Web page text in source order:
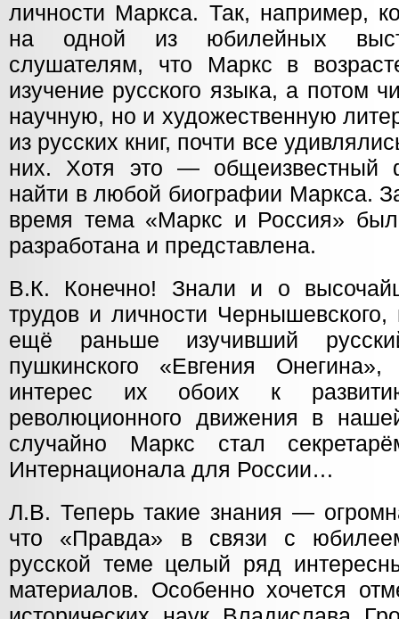
личности Маркса. Так, например,
на одной из юбилейных
слушателям, что Маркс в
изучение русского языка, а потом
научную, но и художественную
из русских книг, почти все
них. Хотя это — общеизвестный
найти в любой биографии Маркса.
время тема «Маркс и Россия»
разработана и представлена.
В.К. Конечно! Знали и о
трудов и личности
ещё раньше изучивший
пушкинского «Евгения
интерес их обоих к
революционного движения в
случайно Маркс стал
Интернационала для России…
Л.В. Теперь такие знания —
что «Правда» в связи с
русской теме целый ряд
материалов. Особенно хочется